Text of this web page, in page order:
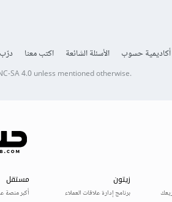
حسوب الأسئلة الشائعة اكتب معنا
SA 4.0unless mentioned otherwise.